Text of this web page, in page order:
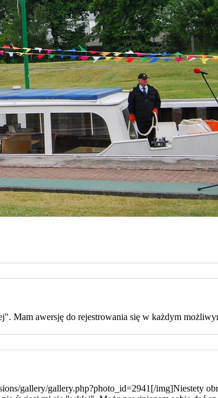
Mam awersję do rejestrowania się w każdym
gallery/gallery.php?photo_id=2941[/img]Niestety